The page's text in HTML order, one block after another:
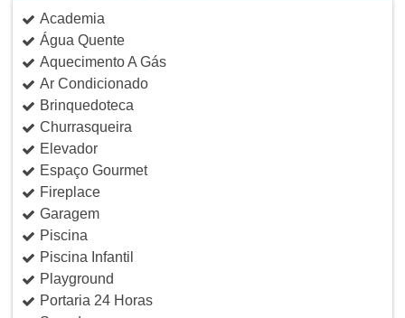
Academia
Água Quente
Aquecimento A Gás
Ar Condicionado
Brinquedoteca
Churrasqueira
Elevador
Espaço Gourmet
Fireplace
Garagem
Piscina
Piscina Infantil
Playground
Portaria 24 Horas